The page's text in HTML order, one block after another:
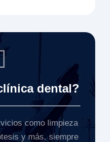
dental?
como limpieza
y más, siempre